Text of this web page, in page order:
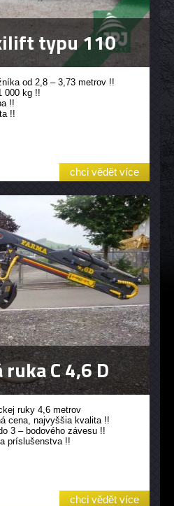
typu 110
od 2,8 – 3,73 metrov !!
000 kg !!
!!
!!
chci vědět více
C 4,6 D
ruky 4,6 metrov
cena, najvyššia kvalita !!
3 – bodového závesu !!
príslušenstva !!
chci vědět více